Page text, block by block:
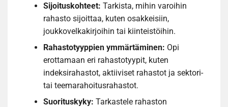
Sijoituskohteet: Tarkista, mihin varoihin
rahasto sijoittaa, kuten osakkeisiin,
joukkovelkakirjoihin tai kiinteistöihin.
Rahastotyyppien ymmärtäminen: Opi
erottamaan eri rahastotyypit, kuten
indeksirahastot, aktiiviset rahastot ja sektori-
tai teemarahoitusrahastot.
Suorituskyky: Tarkastele rahaston